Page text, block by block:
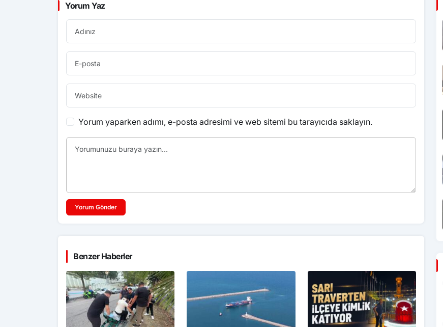
Yorum Yaz
Yorum yaparken adımı, e-posta adresimi ve web sitemi bu tarayıcıda saklayın.
Yorum Gönder
Benzer Haberler